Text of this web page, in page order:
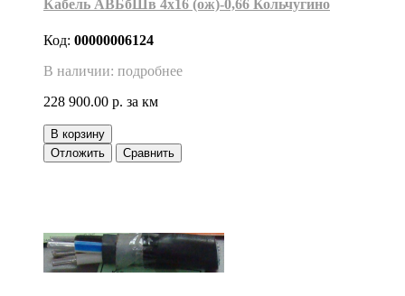
Кабель АВБбШв 4х16 (ож)-0,66 Кольчугино
Код: 00000006124
В наличии: подробнее
228 900.00 р. за км
В корзину
Отложить
Сравнить